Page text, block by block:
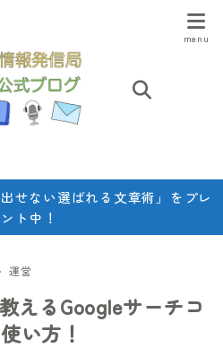
せない選ばれる文章術」をプレ
ト中！
運営
えるGoogleサーチコ
い方！